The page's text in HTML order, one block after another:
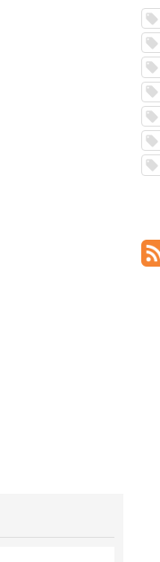
local_offer
local_offer
local_offer
local_offer
local_offer
local_offer
local_offer